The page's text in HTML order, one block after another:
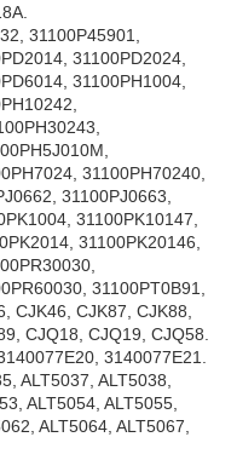
31100P45901,
31100PD2024,
31100PH1004,
31100PH70240,
31100PJ0663,
31100PK10147,
31100PK20146,
31100PT0B91,
CJK46, CJK87, CJK88,
CJQ18, CJQ19, CJQ58.
3140077E21.
ALT5037, ALT5038,
ALT5054, ALT5055,
ALT5064, ALT5067,